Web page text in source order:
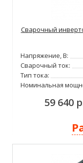
Сварочный
Напряжение, В:
Сварочный ток:
Тип тока:
Номинальная
59 640